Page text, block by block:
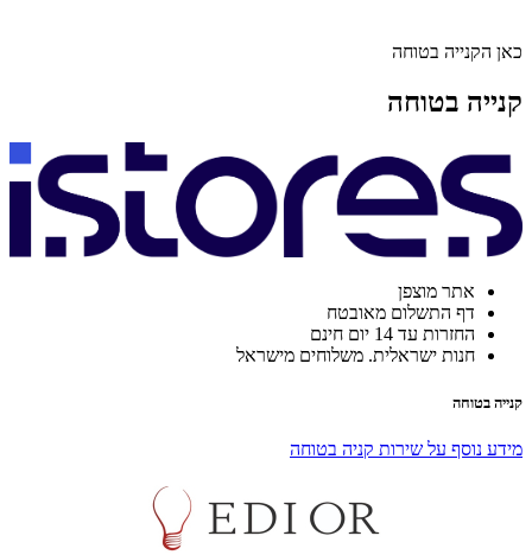
כאן הקנייה בטוחה
קנייה בטוחה
אתר מוצפן
דף התשלום מאובטח
החזרות עד 14 יום חינם
חנות ישראלית. משלוחים מישראל
קנייה בטוחה
מידע נוסף על שירות קניה בטוחה